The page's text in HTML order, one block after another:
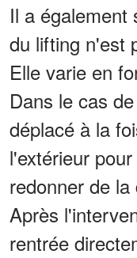
Il a également
du lifting n'est
Elle varie en
Dans le cas
déplacé à la
l'extérieur
redonner de
Après
rentrée